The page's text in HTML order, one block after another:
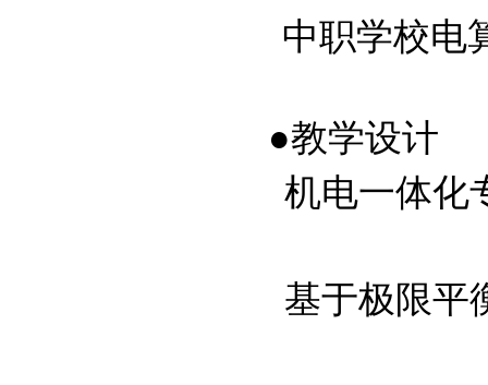
中职学校电
●教学设计
机电一体化
基于极限平